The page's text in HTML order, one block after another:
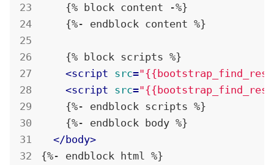
    {% block content -%}
    {%- endblock content %}
    {% block scripts %}
<script src=
<script src=
    {%- endblock scripts %}
    {%- endblock body %}
</body>